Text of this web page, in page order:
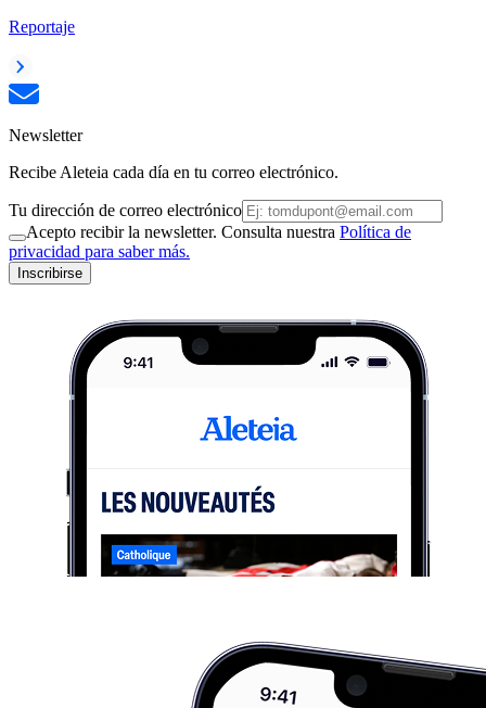
Reportaje
Newsletter
Recibe Aleteia cada día en tu correo electrónico.
Tu dirección de correo electrónico
Acepto recibir la newsletter. Consulta nuestra Política de
privacidad para saber más.
Inscribirse